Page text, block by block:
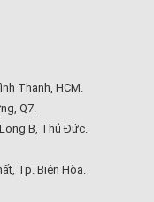
Thạnh, HCM.
Q7.
B, Thủ Đức.
Tp. Biên Hòa.